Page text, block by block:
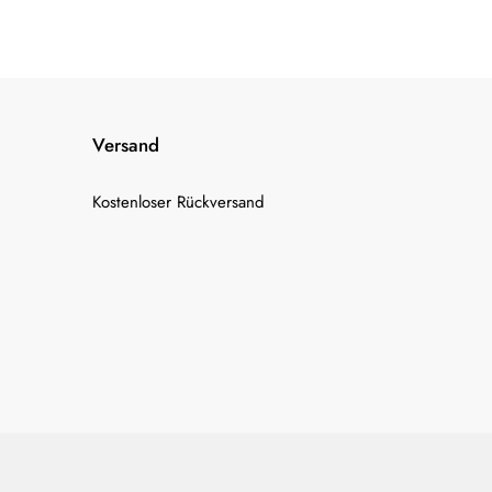
Versand
Kostenloser Rückversand